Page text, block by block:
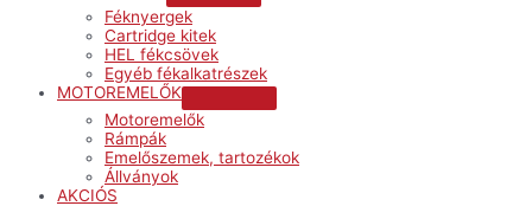
Féknyergek
Cartridge kitek
HEL fékcsövek
Egyéb fékalkatrészek
MOTOREMELŐK
Motoremelők
Rámpák
Emelőszemek, tartozékok
Állványok
AKCIÓS